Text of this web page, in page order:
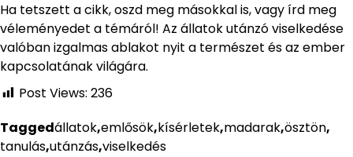
Ha tetszett a cikk, oszd meg másokkal is, vagy írd meg
véleményedet a témáról! Az állatok utánzó viselkedése
valóban izgalmas ablakot nyit a természet és az ember
kapcsolatának világára.
Post Views: 236
Taggedállatok,emlősök,kísérletek,madarak,ösztön,
tanulás,utánzás,viselkedés